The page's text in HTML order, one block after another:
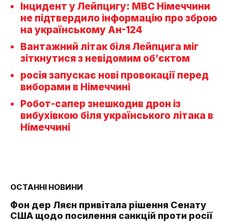
Інцидент у Лейпцигу: МВС Німеччини
не підтвердило інформацію про зброю
на українському Ан-124
Вантажний літак біля Лейпцига міг
зіткнутися з невідомим об’єктом
росія запускає нові провокації перед
виборами в Німеччині
Робот-сапер знешкодив дрон із
вибухівкою біля українського літака в
Німеччині
ОСТАННІ НОВИНИ
Фон дер Ляєн привітала рішення Сенату
США щодо посилення санкцій проти росії